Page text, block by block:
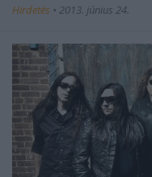
Hirdetés • 2013. június 24.